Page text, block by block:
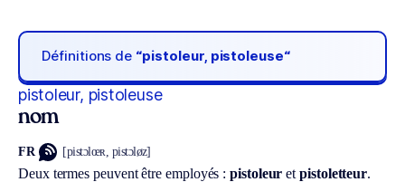
Définitions de “pistoleur, pistoleuse“
pistoleur, pistoleuse
nom
FR [pistɔlœʀ, pistɔløz]
Deux termes peuvent être employés :pistoleur etpistoletteur.